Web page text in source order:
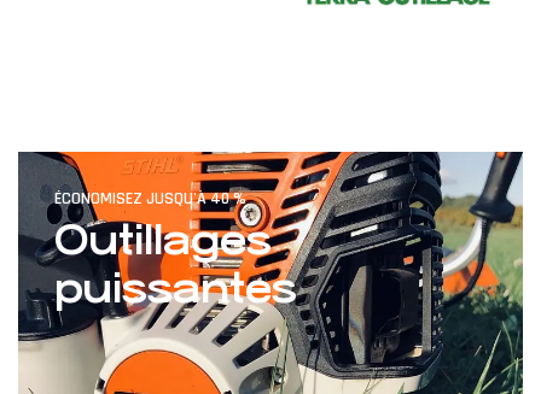
ÉCONOMISEZ JUSQU'À 40 %
Outillages
puissantes